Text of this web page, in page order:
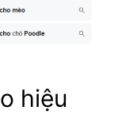
hiệu